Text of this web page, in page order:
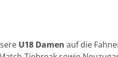
U18 Damen auf die